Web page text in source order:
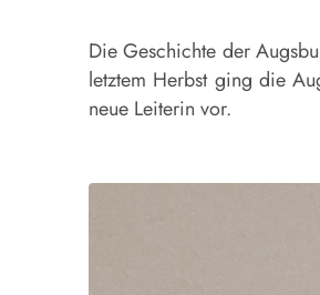
Die Geschichte der
letztem Herbst ging die
neue Leiterin vor.